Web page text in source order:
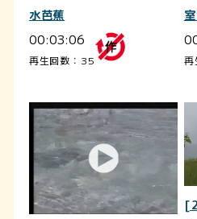
水芭蕉
00:03:06
再生回数：35 再